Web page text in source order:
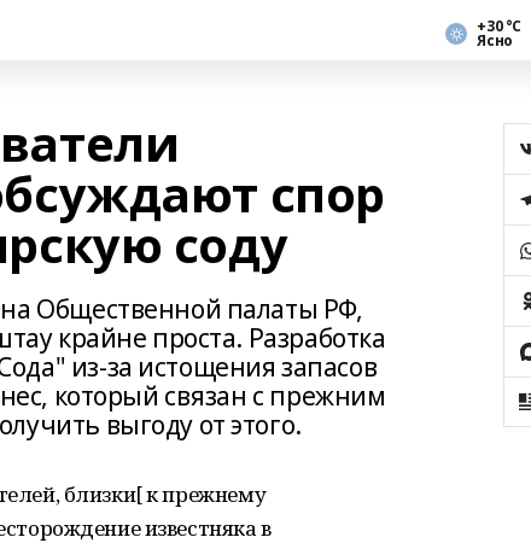
+30 °С
Ясно
спор
соду
Общественной палаты РФ,
крайне проста. Разработка
из-за истощения запасов
который связан с прежним
выгоду от этого.
близки[ к прежнему
известняка в